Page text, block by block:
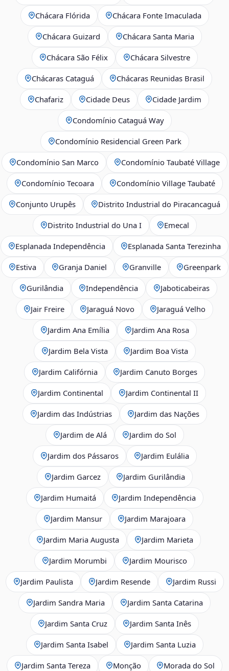
Chácara Flórida Chácara Fonte Imaculada
Chácara Guizard Chácara Santa Maria
Chácara São Félix Chácara Silvestre
Chácaras Cataguá Chácaras Reunidas Brasil
Chafariz Cidade Deus Cidade Jardim
Condomínio Cataguá Way
Condomínio Residencial Green Park
Condomínio San Marco Condomínio Taubaté Village
Condomínio Tecoara Condomínio Village Taubaté
Conjunto Urupês Distrito Industrial do Piracancaguá
Distrito Industrial do Una I Emecal
Esplanada Independência Esplanada Santa Terezinha
Estiva Granja Daniel Granville Greenpark
Gurilândia Independência Jaboticabeiras
Jair Freire Jaraguá Novo Jaraguá Velho
Jardim Ana Emília Jardim Ana Rosa
Jardim Bela Vista Jardim Boa Vista
Jardim Califórnia Jardim Canuto Borges
Jardim Continental Jardim Continental II
Jardim das Indústrias Jardim das Nações
Jardim de Alá Jardim do Sol
Jardim dos Pássaros Jardim Eulália
Jardim Garcez Jardim Gurilândia
Jardim Humaitá Jardim Independência
Jardim Mansur Jardim Marajoara
Jardim Maria Augusta Jardim Marieta
Jardim Morumbi Jardim Mourisco
Jardim Paulista Jardim Resende Jardim Russi
Jardim Sandra Maria Jardim Santa Catarina
Jardim Santa Cruz Jardim Santa Inês
Jardim Santa Isabel Jardim Santa Luzia
Jardim Santa Tereza Monção Morada do Sol